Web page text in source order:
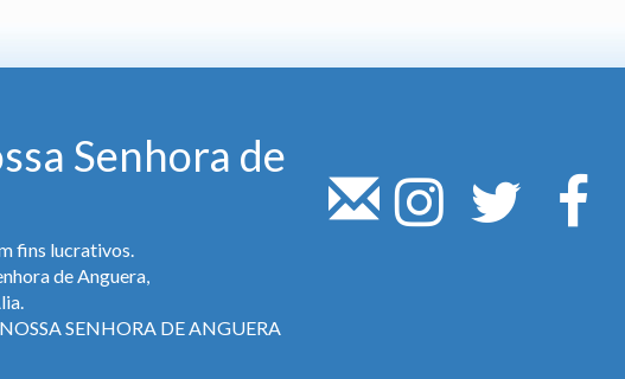
Senhora de
fins lucrativos.
de Anguera,
SENHORA DE ANGUERA